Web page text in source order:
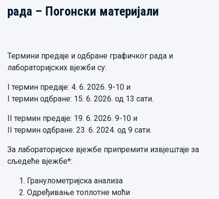
рада – Погонски материјали
Термини предаје и одбране графичког рада и
лабораторијских вјежби су:
I термин предаје: 4. 6. 2026. 9-10 и
I термин одбране: 15. 6. 2026. од 13 сати.
II термин предаје: 19. 6. 2026. 9-10 и
II термин одбране: 23. 6. 2024. од 9 сати.
За лабораторијске вјежбе припремити извјештаје за
сљедеће вјежбе*:
Гранулометријска анализа
Одређивање топлотне моћи